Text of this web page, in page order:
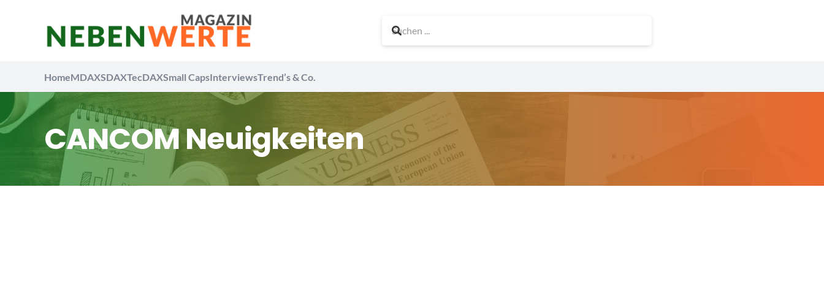
HomeMDAXSDAXTecDAXSmall CapsInterviewsTrend’s & Co.
CANCOM Neuigkeiten